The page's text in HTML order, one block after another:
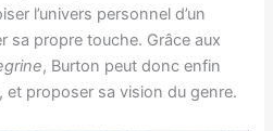
l’univers personnel d’un
sa propre touche. Grâce aux
, Burton peut donc enfin
et proposer sa vision du genre.